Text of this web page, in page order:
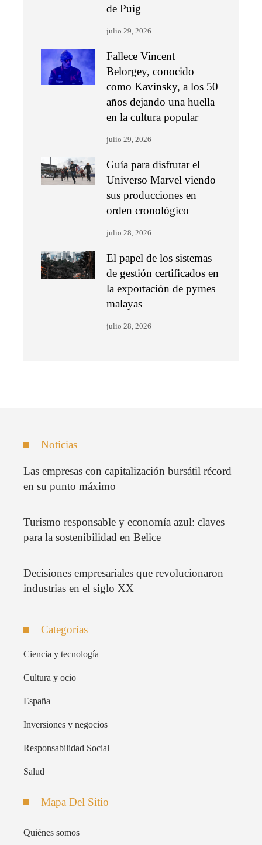
de Puig
julio 29, 2026
Fallece Vincent
Belorgey, conocido
como Kavinsky, a los 50
años dejando una huella
en la cultura popular
julio 29, 2026
Guía para disfrutar el
Universo Marvel viendo
sus producciones en
orden cronológico
julio 28, 2026
El papel de los sistemas
de gestión certificados en
la exportación de pymes
malayas
julio 28, 2026
Noticias
Las empresas con capitalización bursátil récord
en su punto máximo
Turismo responsable y economía azul: claves
para la sostenibilidad en Belice
Decisiones empresariales que revolucionaron
industrias en el siglo XX
Categorías
Ciencia y tecnología
Cultura y ocio
España
Inversiones y negocios
Responsabilidad Social
Salud
Mapa Del Sitio
Quiénes somos